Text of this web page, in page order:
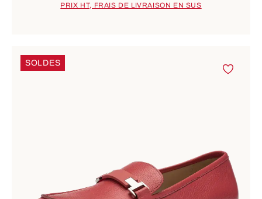
PRIX HT, FRAIS DE LIVRAISON EN SUS
SOLDES